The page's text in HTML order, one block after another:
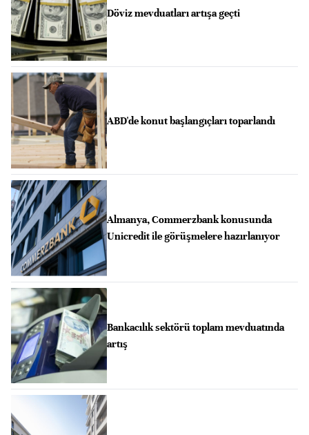
Döviz mevduatları artışa geçti
ABD'de konut başlangıçları toparlandı
Almanya, Commerzbank konusunda
Unicredit ile görüşmelere hazırlanıyor
Bankacılık sektörü toplam mevduatında
artış